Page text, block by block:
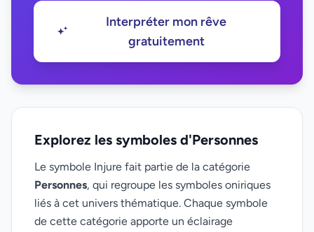
Interpréter mon rêve
gratuitement
Explorez les symboles d'Personnes
Le symbole Injure fait partie de la catégorie
Personnes, qui regroupe les symboles oniriques
liés à cet univers thématique. Chaque symbole
de cette catégorie apporte un éclairage